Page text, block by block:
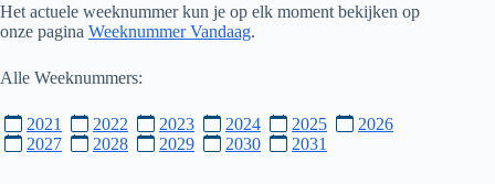
Het actuele weeknummer kun je op elk moment bekijken op
onze pagina Weeknummer Vandaag.
Alle Weeknummers:
2021 2022 2023 2024 2025
2026
2027
2028 2029 2030 2031